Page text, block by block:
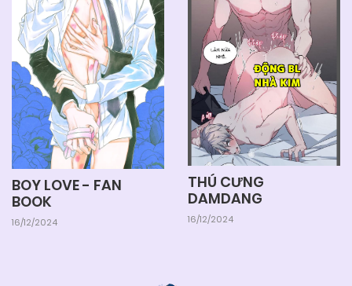
BOY LOVE - FAN
BOOK
16/12/2024
THÚ CƯNG
DAMDANG
16/12/2024